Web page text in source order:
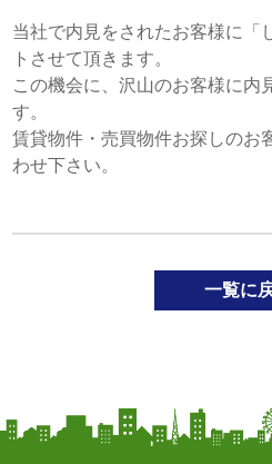
当社で内見をされたお客様に「
トさせて頂きます。
この機会に、沢山のお客様に内
す。
賃貸物件・売買物件お探しのお
わせ下さい。
一覧に